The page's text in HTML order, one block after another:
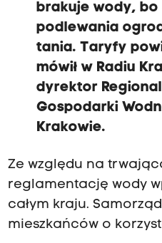
brakuje wody, bo
podlewania
tania. Taryfy
mówił w Radiu
dyrektor
Gospodarki
Krakowie.
Ze względu na
reglamentację wody
całym kraju.
mieszkańców o